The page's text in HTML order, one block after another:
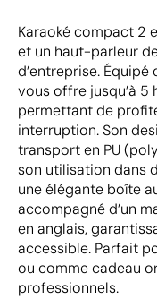
Karaoké compact 2
et un haut-parleur
d’entreprise. Équipé
vous offre jusqu’à 5
permettant de
interruption. Son
transport en PU
son utilisation dans
une élégante boîte
accompagné d’un
en anglais,
accessible. Parfait
ou comme cadeau
professionnels.